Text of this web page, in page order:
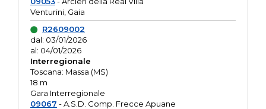
Venturini, Gaia
R2609002
dal: 03/01/2026
al: 04/01/2026
Interregionale
Toscana: Massa (MS)
18 m
Gara Interregionale
09067 - A.S.D. Comp. Frecce Apuane